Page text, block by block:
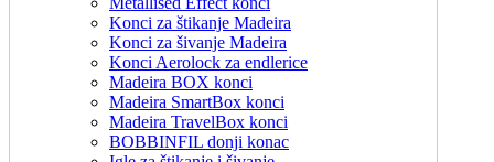
Konci za štikanje Madeira
Konci za šivanje Madeira
Konci Aerolock za endlerice
Madeira BOX konci
Madeira SmartBox konci
Madeira TravelBox konci
BOBBINFIL donji konac